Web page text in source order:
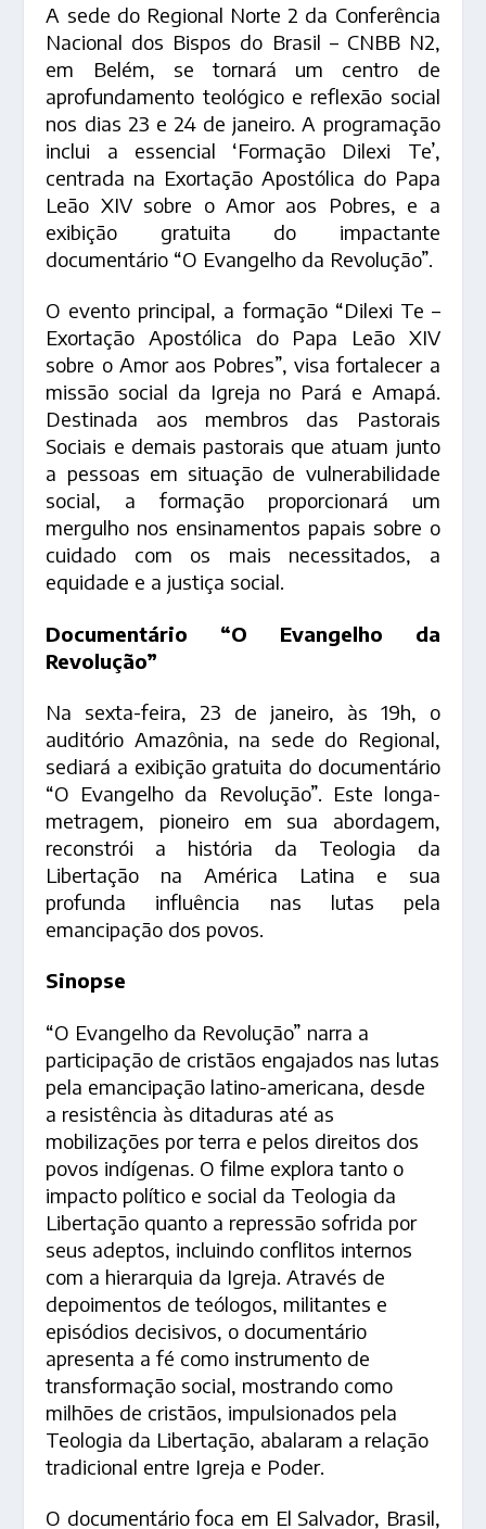
A sede do Regional Norte 2 da Conferência
Nacional dos Bispos do Brasil – CNBB N2,
em Belém, se tornará um centro de
aprofundamento teológico e reflexão social
nos dias 23 e 24 de janeiro. A programação
inclui a essencial ‘Formação Dilexi Te’,
centrada na Exortação Apostólica do Papa
Leão XIV sobre o Amor aos Pobres, e a
exibição gratuita do impactante
documentário “O Evangelho da Revolução”.
O evento principal, a formação “Dilexi Te –
Exortação Apostólica do Papa Leão XIV
sobre o Amor aos Pobres”, visa fortalecer a
missão social da Igreja no Pará e Amapá.
Destinada aos membros das Pastorais
Sociais e demais pastorais que atuam junto
a pessoas em situação de vulnerabilidade
social, a formação proporcionará um
mergulho nos ensinamentos papais sobre o
cuidado com os mais necessitados, a
equidade e a justiça social.
Documentário “O Evangelho da
Revolução”
Na sexta-feira, 23 de janeiro, às 19h, o
auditório Amazônia, na sede do Regional,
sediará a exibição gratuita do documentário
“O Evangelho da Revolução”. Este longa-
metragem, pioneiro em sua abordagem,
reconstrói a história da Teologia da
Libertação na América Latina e sua
profunda influência nas lutas pela
emancipação dos povos.
Sinopse
“O Evangelho da Revolução” narra a
participação de cristãos engajados nas lutas
pela emancipação latino-americana, desde
a resistência às ditaduras até as
mobilizações por terra e pelos direitos dos
povos indígenas. O filme explora tanto o
impacto político e social da Teologia da
Libertação quanto a repressão sofrida por
seus adeptos, incluindo conflitos internos
com a hierarquia da Igreja. Através de
depoimentos de teólogos, militantes e
episódios decisivos, o documentário
apresenta a fé como instrumento de
transformação social, mostrando como
milhões de cristãos, impulsionados pela
Teologia da Libertação, abalaram a relação
tradicional entre Igreja e Poder.
O documentário foca em El Salvador, Brasil,